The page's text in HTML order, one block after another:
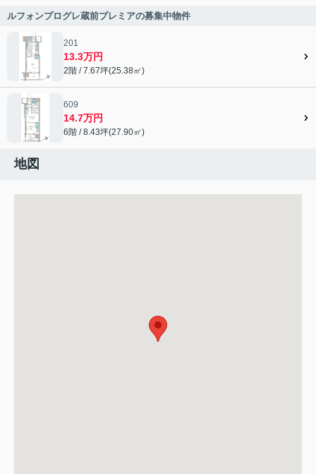
ルフォンプログレ蔵前プレミアの募集中物件
201
13.3万円
2階 / 7.67坪(25.38㎡)
609
14.7万円
6階 / 8.43坪(27.90㎡)
地図